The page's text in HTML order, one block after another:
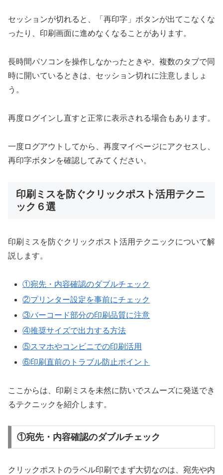
セッションが切れると、「再印字」ボタンが出てこなくな
ったり、印刷画面に進めなくなることがあります。
長時間パソコンを操作しなかったときや、複数のタブで同
時に開いているときは、セッション切れに注意しましょ
う。
再度ログインし直すと正常に表示される場合もあります。
一度ログアウトしてから、再度マイページにアクセスし、
再印字ボタンを確認してみてください。
印刷ミスを防ぐクリックポスト活用テクニ
ック６選
印刷ミスを防ぐクリックポスト活用テクニックについて解
説します。
①宛先・内容確認のダブルチェック
②プリンター設定を事前にチェック
③バーコード部分の印刷品質に注意
④推奨サイズで出力する方法
⑤スマホやコンビニでの印刷活用
⑥印刷直前のトラブル防止ポイント
ここからは、印刷ミスを未然に防いでスムーズに発送でき
るテクニックを紹介します。
①宛先・内容確認のダブルチェック
クリックポストのラベル印刷でまず大切なのは、宛先や内